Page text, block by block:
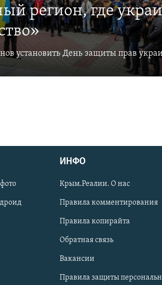
регион, где
установить День защиты прав
ИНФО
Крым.Реалии. О нас
Правила комментирования
Правила копирайта
Обратная связь
Вакансии
Правила защиты